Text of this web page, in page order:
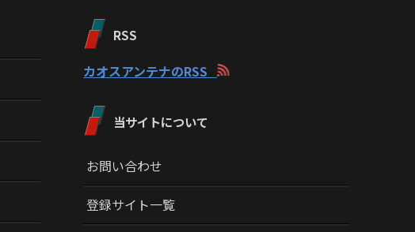
RSS
カオスアンテナのRSS
当サイトについて
お問い合わせ
登録サイト一覧